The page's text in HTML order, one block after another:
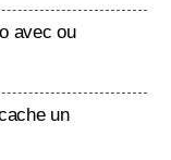
avec ou
un